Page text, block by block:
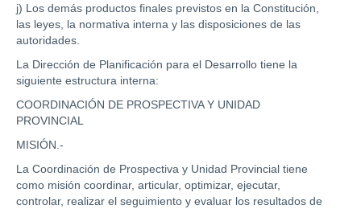
j) Los demás productos finales previstos en la Constitución,
las leyes, la normativa interna y las disposiciones de las
autoridades.
La Dirección de Planificación para el Desarrollo tiene la
siguiente estructura interna:
COORDINACIÓN DE PROSPECTIVA Y UNIDAD
PROVINCIAL
MISIÓN.-
La Coordinación de Prospectiva y Unidad Provincial tiene
como misión coordinar, articular, optimizar, ejecutar,
controlar, realizar el seguimiento y evaluar los resultados de